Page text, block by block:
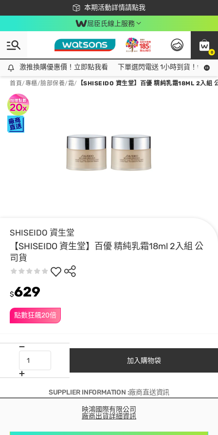
本期活動詳情請點我
下載app最高回饋$350
屈臣氏線上服務
0
激推換購優惠價！立即點我看
激推換購優惠價！立即點我看 下單選閃電送 1小時到貨！領神
首頁/專櫃/臉部保養/霜/ 【SHISEIDO 資生堂】百優 精純乳霜18ML 2入組
SHISEIDO 資生堂
【SHISEIDO 資生堂】百優 精純乳霜18ml 2入組 公
司貨
點數狂飆20倍
$629
加入購物袋
SUPPLIER INFORMATION :廠商直送資訊
映鴻國際有限公司
廠商出貨詳細資訊